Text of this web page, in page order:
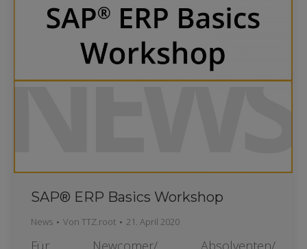
SAP® ERP Basics Workshop
News Von TTZ.root 21. April 2020
Für Newcomer/ Absolventen/